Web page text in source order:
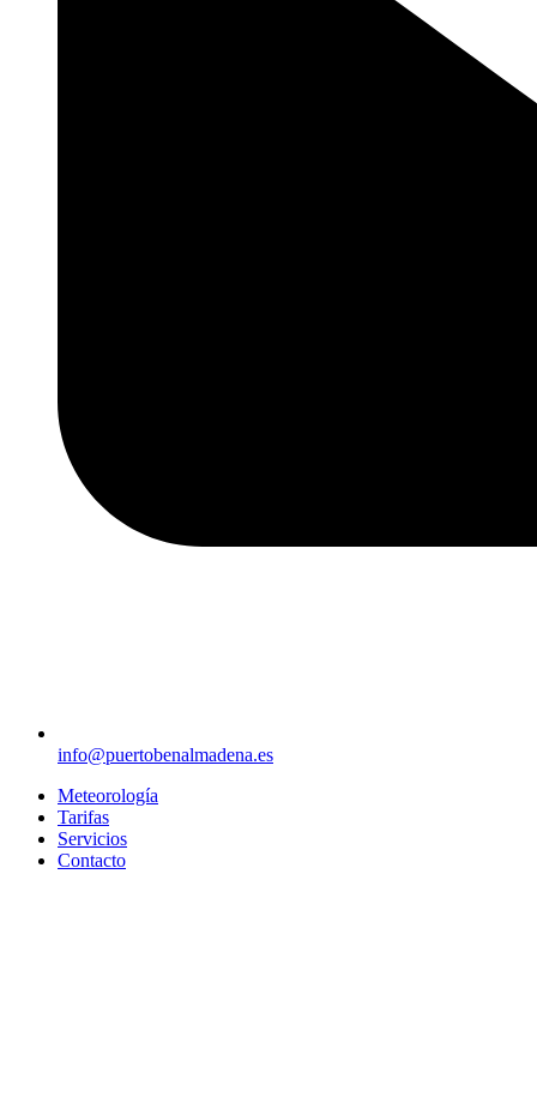
info@puertobenalmadena.es
Meteorología
Tarifas
Servicios
Contacto